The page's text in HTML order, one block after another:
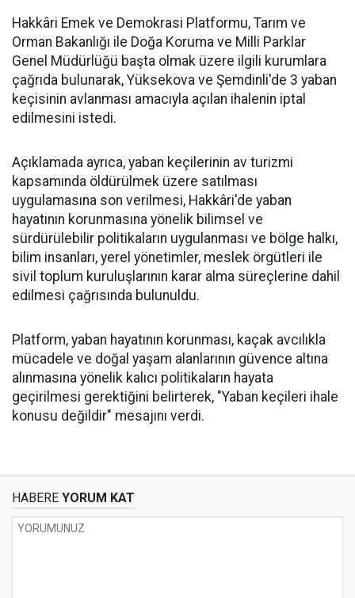
Hakkâri Emek ve Demokrasi Platformu, Tarım ve
Orman Bakanlığı ile Doğa Koruma ve Milli Parklar
Genel Müdürlüğü başta olmak üzere ilgili kurumlara
çağrıda bulunarak, Yüksekova ve Şemdinli'de 3 yaban
keçisinin avlanması amacıyla açılan ihalenin iptal
edilmesini istedi.
Açıklamada ayrıca, yaban keçilerinin av turizmi
kapsamında öldürülmek üzere satılması
uygulamasına son verilmesi, Hakkâri'de yaban
hayatının korunmasına yönelik bilimsel ve
sürdürülebilir politikaların uygulanması ve bölge halkı,
bilim insanları, yerel yönetimler, meslek örgütleri ile
sivil toplum kuruluşlarının karar alma süreçlerine dahil
edilmesi çağrısında bulunuldu.
Platform, yaban hayatının korunması, kaçak avcılıkla
mücadele ve doğal yaşam alanlarının güvence altına
alınmasına yönelik kalıcı politikaların hayata
geçirilmesi gerektiğini belirterek, "Yaban keçileri ihale
konusu değildir" mesajını verdi.
HABERE YORUM KAT